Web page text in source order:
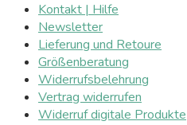
Kontakt | Hilfe
Newsletter
Lieferung und Retoure
Größenberatung
Widerrufsbelehrung
Vertrag widerrufen
Widerruf digitale Produkte